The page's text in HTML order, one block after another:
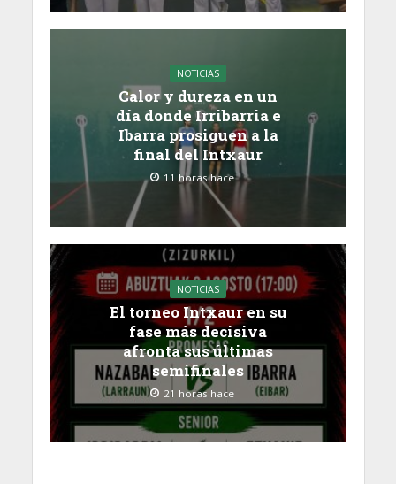
NOTICIAS
Calor y dureza en un
día donde Irribarria e
Ibarra prosiguen a la
final del Intxaur
11 horas hace
NOTICIAS
El torneo Intxaur en su
fase más decisiva
afronta sus últimas
semifinales
21 horas hace